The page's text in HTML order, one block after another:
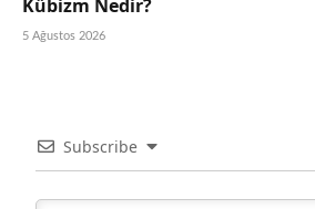
Kübizm Nedir?
5 Ağustos 2026
Subscribe